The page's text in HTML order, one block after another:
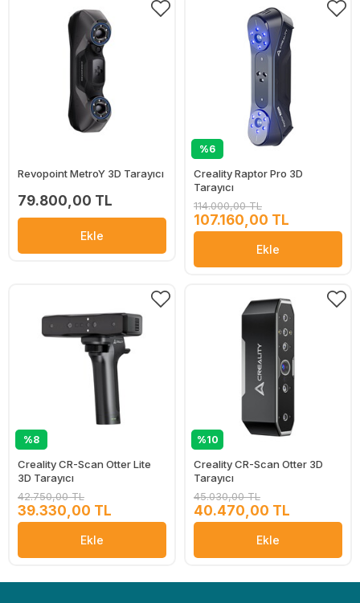
Revopoint MetroY 3D Tarayıcı
79.800,00 TL
Ekle
%6
Creality Raptor Pro 3D
Tarayıcı
114.000,00 TL
107.160,00 TL
Ekle
%8
Creality CR-Scan Otter Lite
3D Tarayıcı
42.750,00 TL
39.330,00 TL
Ekle
%10
Creality CR-Scan Otter 3D
Tarayıcı
45.030,00 TL
40.470,00 TL
Ekle